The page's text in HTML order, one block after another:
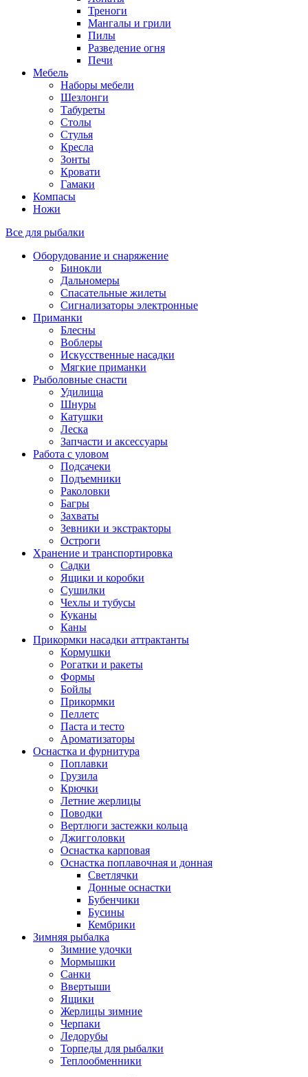
Треноги
Мангалы и грили
Пилы
Разведение огня
Печи
Мебель
Наборы мебели
Шезлонги
Табуреты
Столы
Стулья
Кресла
Зонты
Кровати
Гамаки
Компасы
Ножи
Все для рыбалки
Оборудование и снаряжение
Бинокли
Дальномеры
Спасательные жилеты
Сигнализаторы электронные
Приманки
Блесны
Воблеры
Искусственные насадки
Мягкие приманки
Рыболовные снасти
Удилища
Шнуры
Катушки
Леска
Запчасти и аксессуары
Работа с уловом
Подсачеки
Подъемники
Раколовки
Багры
Захваты
Зевники и экстракторы
Остроги
Хранение и транспортировка
Садки
Ящики и коробки
Сушилки
Чехлы и тубусы
Куканы
Каны
Прикормки насадки аттрактанты
Кормушки
Рогатки и ракеты
Формы
Бойлы
Прикормки
Пеллетс
Паста и тесто
Ароматизаторы
Оснастка и фурнитура
Поплавки
Грузила
Крючки
Летние жерлицы
Поводки
Вертлюги застежки кольца
Джигголовки
Оснастка карповая
Оснастка поплавочная и донная
Светлячки
Донные оснастки
Бубенчики
Бусины
Кембрики
Зимняя рыбалка
Зимние удочки
Мормышки
Санки
Ввертыши
Ящики
Жерлицы зимние
Черпаки
Ледорубы
Торпеды для рыбалки
Теплообменники